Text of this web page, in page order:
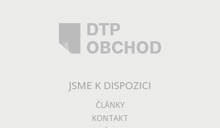
JSME K DISPOZICI
ČLÁNKY
KONTAKT